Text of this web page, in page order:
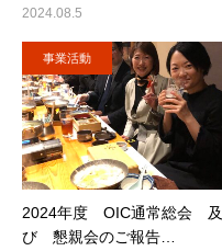
2024.08.5
事業活動
2024年度 OIC通常総会 及
び 懇親会のご報告…